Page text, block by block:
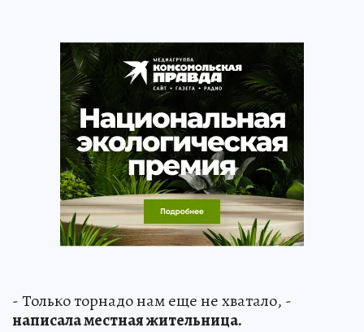
- Только торнадо нам еще не хватало, -
написала местная жительница.